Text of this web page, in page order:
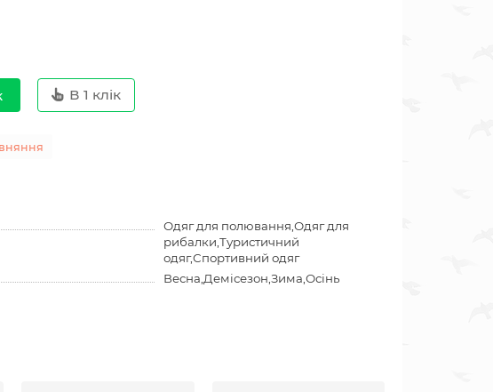
В 1 клік
Одяг для полювання,Одяг для
рибалки,Туристичний
одяг,Спортивний одяг
Весна,Демісезон,Зима,Осінь